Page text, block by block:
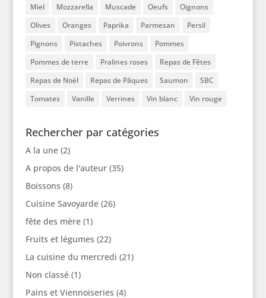
Miel Mozzarella Muscade Oeufs
Oignons
Olives
Oranges Paprika Parmesan
Persil
Pignons
Pistaches Poivrons
Pommes
Pommes de terre
Pralines roses
Repas de Fêtes
Repas de Noël
Repas de Pâques Saumon
SBC
Tomates
Vanille Verrines Vin blanc Vin rouge
Rechercher par catégories
A la une(2)
A propos de l'auteur(35)
Boissons (8)
Cuisine Savoyarde(26)
fête des mère(1)
Fruits et légumes (22)
La cuisine du mercredi (21)
Non classé(1)
Pains et Viennoiseries (4)